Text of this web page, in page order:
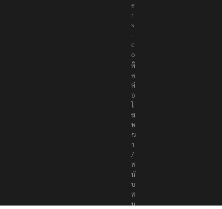
e
r
s
.
c
o
ติ
ด
ต่
อ
โ
ฆ
ษ
ณ
า
/
ส
นั
บ
ส
นุ